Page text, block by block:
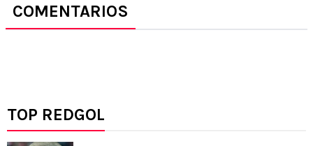
COMENTARIOS
TOP REDGOL